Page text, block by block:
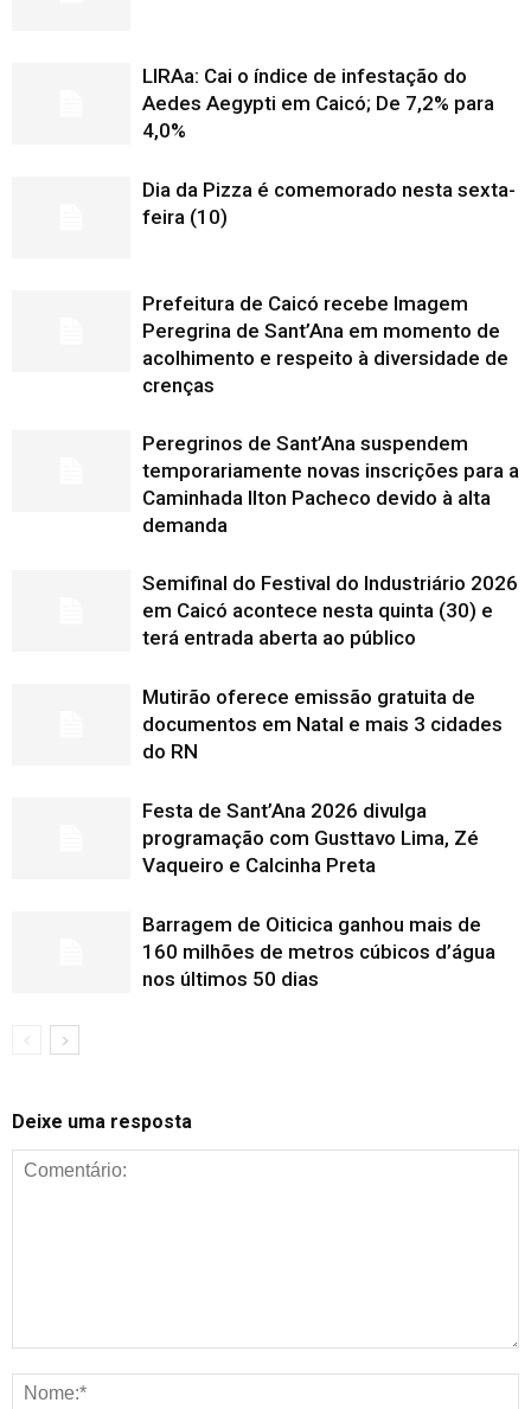
LIRAa: Cai o índice de infestação do
Aedes Aegypti em Caicó; De 7,2% para
4,0%
Dia da Pizza é comemorado nesta sexta-
feira (10)
Prefeitura de Caicó recebe Imagem
Peregrina de Sant’Ana em momento de
acolhimento e respeito à diversidade de
crenças
Peregrinos de Sant’Ana suspendem
temporariamente novas inscrições para a
Caminhada Ilton Pacheco devido à alta
demanda
Semifinal do Festival do Industriário 2026
em Caicó acontece nesta quinta (30) e
terá entrada aberta ao público
Mutirão oferece emissão gratuita de
documentos em Natal e mais 3 cidades
do RN
Festa de Sant’Ana 2026 divulga
programação com Gusttavo Lima, Zé
Vaqueiro e Calcinha Preta
Barragem de Oiticica ganhou mais de
160 milhões de metros cúbicos d’água
nos últimos 50 dias
Deixe uma resposta